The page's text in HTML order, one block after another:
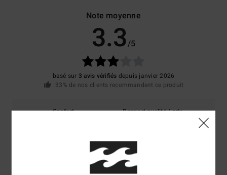
Note moyenne
3.3/5
basé sur 3 avis vérifiés depuis janvier 2026
33% de nos clients recommandent ce produit
Confort
Rapport qualité / prix